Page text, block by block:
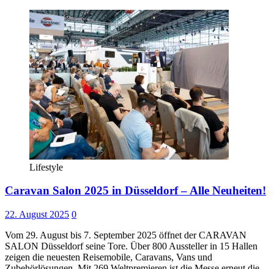
Lifestyle
Caravan Salon 2025 in Düsseldorf – Alle Neuheiten!
22. August 2025 0
Vom 29. August bis 7. September 2025 öffnet der CARAVAN
SALON Düsseldorf seine Tore. Über 800 Aussteller in 15 Hallen
zeigen die neuesten Reisemobile, Caravans, Vans und